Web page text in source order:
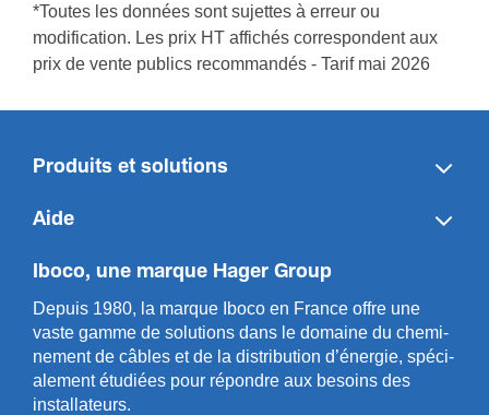
*Toutes les données sont sujettes à erreur ou
modification. Les prix HT affichés correspondent aux
prix de vente publics recommandés - Tarif mai 2026
Produits et solutions
Aide
Iboco, une marque Hager Group
Depuis 1980, la marque Iboco en France offre une
vaste gamme de solut­ions dans le domaine du chemi­
n­ement de câbles et de la distri­bution d’énergie, spéci­
a­l­ement étudiées pour répondre aux besoins des
installa­teurs.